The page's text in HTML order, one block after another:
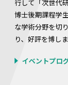
行して「次世代
博士後期課程学
な学術分野を切
り、好評を博しま
イベントプロ